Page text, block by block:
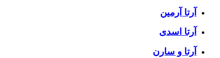
آرتا آرمین
آرتا اسدی
آرتا و سارن